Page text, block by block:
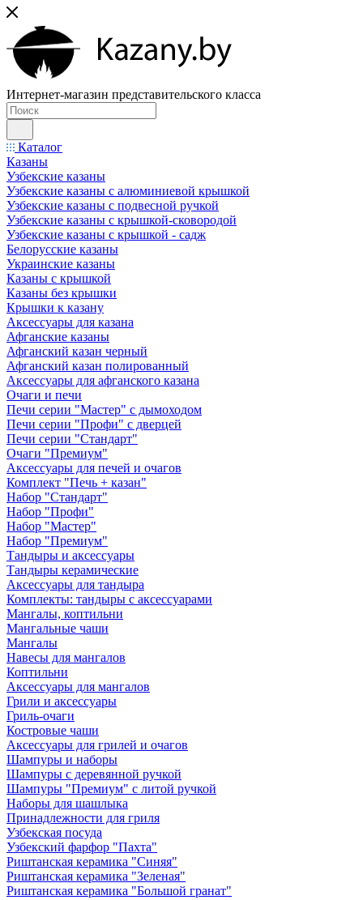
Интернет-магазин представительского класса
Каталог
Казаны
Узбекские казаны
Узбекские казаны с алюминиевой крышкой
Узбекские казаны с подвесной ручкой
Узбекские казаны с крышкой-сковородой
Узбекские казаны с крышкой - садж
Белорусские казаны
Украинские казаны
Казаны с крышкой
Казаны без крышки
Крышки к казану
Аксессуары для казана
Афганские казаны
Афганский казан черный
Афганский казан полированный
Аксессуары для афганского казана
Очаги и печи
Печи серии "Мастер" с дымоходом
Печи серии "Профи" с дверцей
Печи серии "Стандарт"
Очаги "Премиум"
Аксессуары для печей и очагов
Комплект "Печь + казан"
Набор "Стандарт"
Набор "Профи"
Набор "Мастер"
Набор "Премиум"
Тандыры и аксессуары
Тандыры керамические
Аксессуары для тандыра
Комплекты: тандыры с аксессуарами
Мангалы, коптильни
Мангальные чаши
Мангалы
Навесы для мангалов
Коптильни
Аксессуары для мангалов
Грили и аксессуары
Гриль-очаги
Костровые чаши
Аксессуары для грилей и очагов
Шампуры и наборы
Шампуры с деревянной ручкой
Шампуры "Премиум" с литой ручкой
Наборы для шашлыка
Принадлежности для гриля
Узбекская посуда
Узбекский фарфор "Пахта"
Риштанская керамика "Синяя"
Риштанская керамика "Зеленая"
Риштанская керамика "Большой гранат"